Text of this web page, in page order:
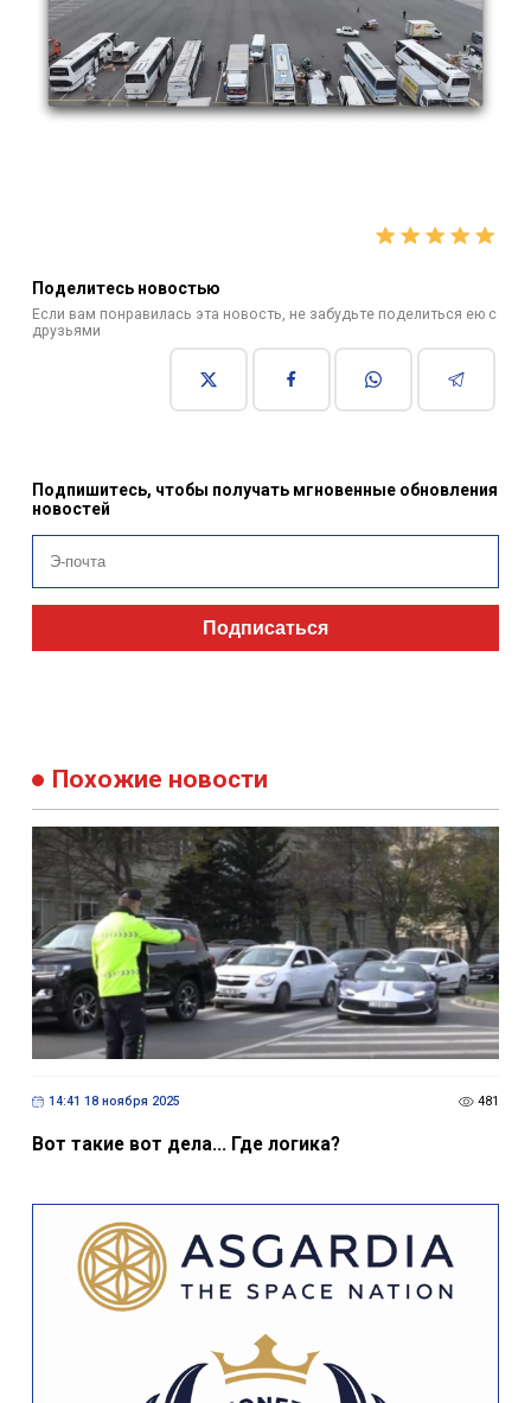
Поделитесь новостью
Если вам понравилась эта новость, не забудьте поделиться ею с
друзьями
Подпишитесь, чтобы получать мгновенные обновления
новостей
Подписаться
Похожие новости
14:41 18 ноября 2025 481
Вот такие вот дела... Где логика?